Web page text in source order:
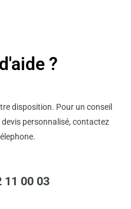
?
disposition. Pour un conseil
personnalisé, contactez
11 00 03